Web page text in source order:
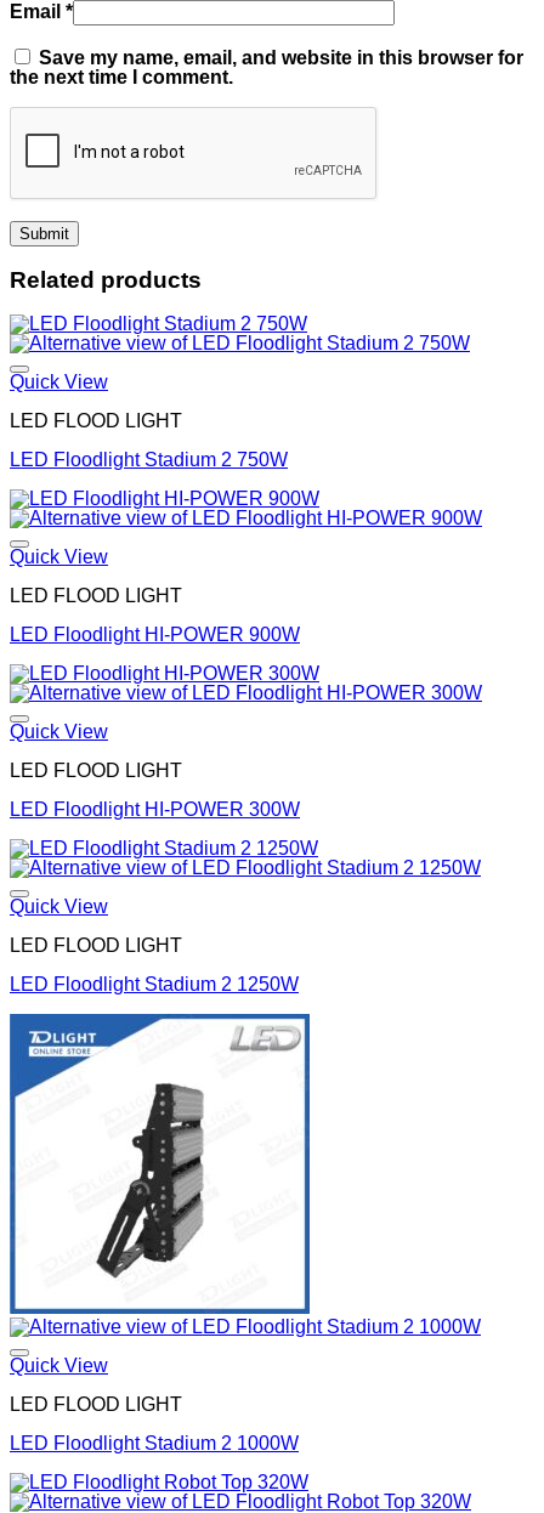
Email *
Save my name, email, and website in this browser for
the next time I comment.
Related products
Quick View
LED FLOOD LIGHT
LED Floodlight Stadium 2 750W
Quick View
LED FLOOD LIGHT
LED Floodlight HI-POWER 900W
Quick View
LED FLOOD LIGHT
LED Floodlight HI-POWER 300W
Quick View
LED FLOOD LIGHT
LED Floodlight Stadium 2 1250W
Quick View
LED FLOOD LIGHT
LED Floodlight Stadium 2 1000W